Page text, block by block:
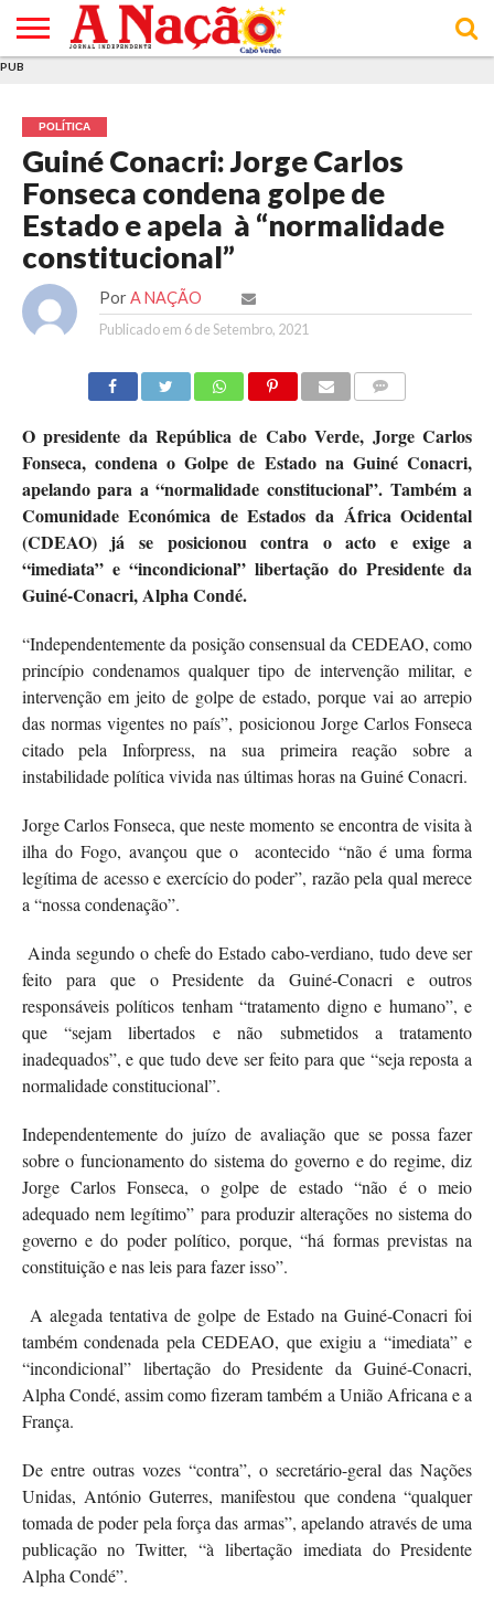
E DE
COOKIES
DE
UTILIZAÇÃO
PUB
POLÍTICA
Guiné Conacri: Jorge Carlos
Fonseca condena golpe de
Estado e apela à “normalidade
constitucional”
Por A NAÇÃO
Publicado em 6 de Setembro, 2021
O presidente da República de Cabo Verde, Jorge Carlos
Fonseca, condena o Golpe de Estado na Guiné Conacri,
apelando para a “normalidade constitucional”. Também a
Comunidade Económica de Estados da África Ocidental
(CDEAO) já se posicionou contra o acto e exige a
“imediata” e “incondicional” libertação do Presidente da
Guiné-Conacri, Alpha Condé.
“Independentemente da posição consensual da CEDEAO, como
princípio condenamos qualquer tipo de intervenção militar, e
intervenção em jeito de golpe de estado, porque vai ao arrepio
das normas vigentes no país”, posicionou Jorge Carlos Fonseca
citado pela Inforpress, na sua primeira reação sobre a
instabilidade política vivida nas últimas horas na Guiné Conacri.
Jorge Carlos Fonseca, que neste momento se encontra de visita à
ilha do Fogo, avançou que o acontecido “não é uma forma
legítima de acesso e exercício do poder”, razão pela qual merece
a “nossa condenação”.
Ainda segundo o chefe do Estado cabo-verdiano, tudo deve ser
feito para que o Presidente da Guiné-Conacri e outros
responsáveis políticos tenham “tratamento digno e humano”, e
que “sejam libertados e não submetidos a tratamento
inadequados”, e que tudo deve ser feito para que “seja reposta a
normalidade constitucional”.
Independentemente do juízo de avaliação que se possa fazer
sobre o funcionamento do sistema do governo e do regime, diz
Jorge Carlos Fonseca, o golpe de estado “não é o meio
adequado nem legítimo” para produzir alterações no sistema do
governo e do poder político, porque, “há formas previstas na
constituição e nas leis para fazer isso”.
A alegada tentativa de golpe de Estado na Guiné-Conacri foi
também condenada pela CEDEAO, que exigiu a “imediata” e
“incondicional” libertação do Presidente da Guiné-Conacri,
Alpha Condé, assim como fizeram também a União Africana e a
França.
De entre outras vozes “contra”, o secretário-geral das Nações
Unidas, António Guterres, manifestou que condena “qualquer
tomada de poder pela força das armas”, apelando através de uma
publicação no Twitter, “à libertação imediata do Presidente
Alpha Condé”.